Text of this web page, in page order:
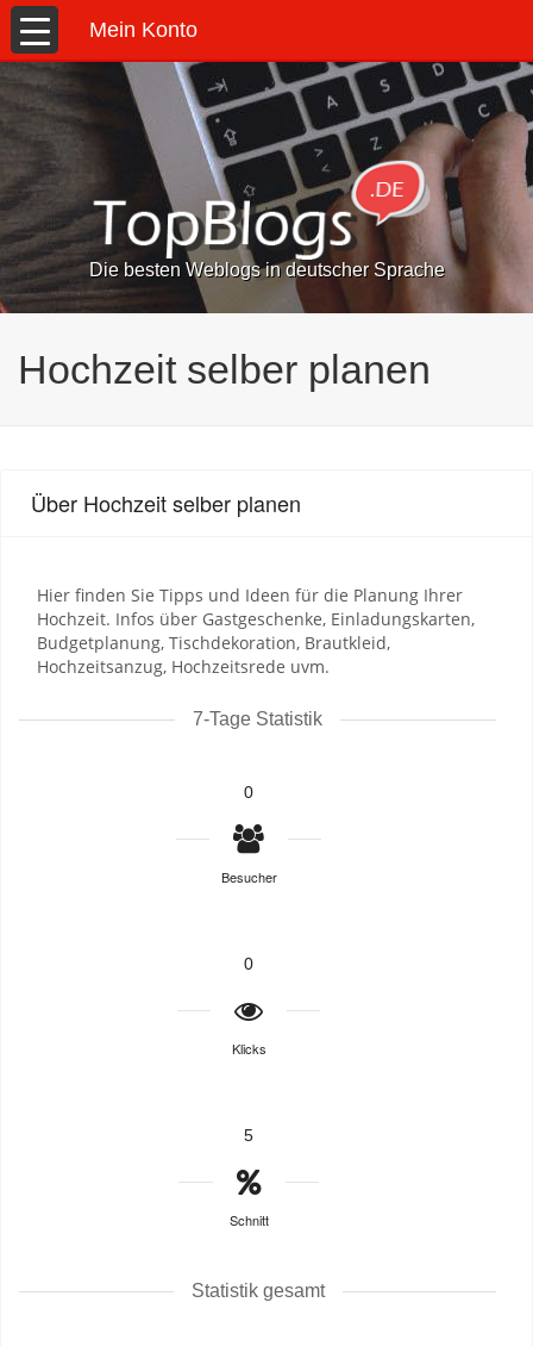
Mein Konto
Die besten Weblogs in deutscher Sprache
Hochzeit selber planen
Über Hochzeit selber planen
Hier finden Sie Tipps und Ideen für die Planung Ihrer
Hochzeit. Infos über Gastgeschenke, Einladungskarten,
Budgetplanung, Tischdekoration, Brautkleid,
Hochzeitsanzug, Hochzeitsrede uvm.
7-Tage Statistik
0
Besucher
0
Klicks
5
Schnitt
Statistik gesamt